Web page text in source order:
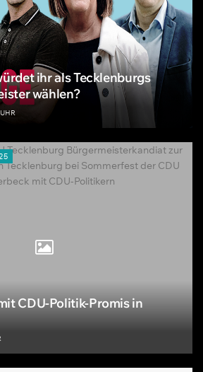
ihr als Tecklenburgs
wählen?
CDU-Politik-Promis in